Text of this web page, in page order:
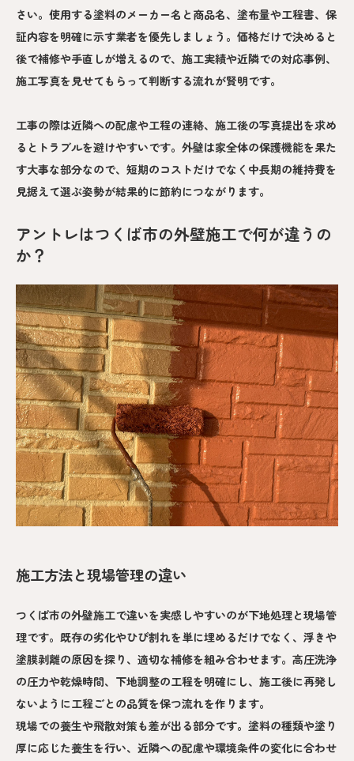
さい。使用する塗料のメーカー名と商品名、塗布量や工程書、保
証内容を明確に示す業者を優先しましょう。価格だけで決めると
後で補修や手直しが増えるので、施工実績や近隣での対応事例、
施工写真を見せてもらって判断する流れが賢明です。
工事の際は近隣への配慮や工程の連絡、施工後の写真提出を求め
るとトラブルを避けやすいです。外壁は家全体の保護機能を果た
す大事な部分なので、短期のコストだけでなく中長期の維持費を
見据えて選ぶ姿勢が結果的に節約につながります。
アントレはつくば市の外壁施工で何が違うの
か？
施工方法と現場管理の違い
つくば市の外壁施工で違いを実感しやすいのが下地処理と現場管
理です。既存の劣化やひび割れを単に埋めるだけでなく、浮きや
塗膜剥離の原因を探り、適切な補修を組み合わせます。高圧洗浄
の圧力や乾燥時間、下地調整の工程を明確にし、施工後に再発し
ないように工程ごとの品質を保つ流れを作ります。
現場での養生や飛散対策も差が出る部分です。塗料の種類や塗り
厚に応じた養生を行い、近隣への配慮や環境条件の変化に合わせ